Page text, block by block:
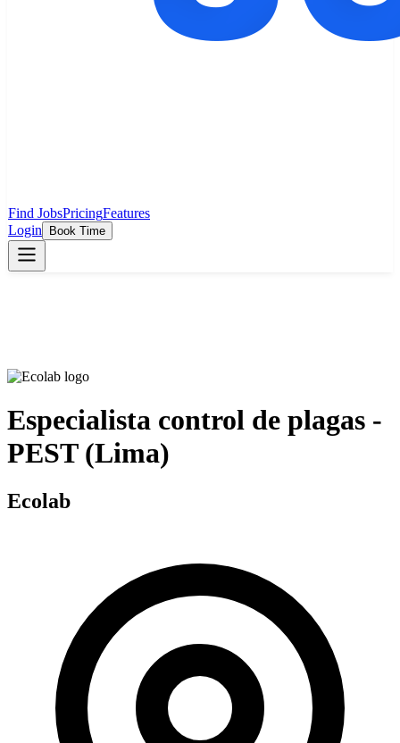
Find JobsPricingFeatures
Login
Book Time
Especialista control de plagas -
PEST (Lima)
Ecolab